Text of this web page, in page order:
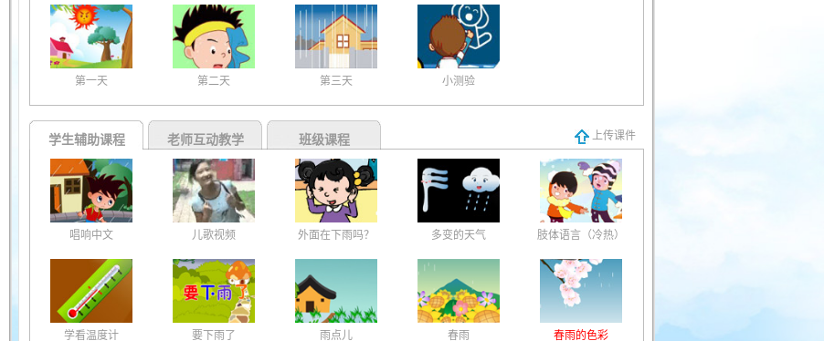
第一天 第二天 第三天 小测验
学生辅助课程 老师互动教学 班级课程 上传课件
唱响中文 儿歌视频 外面在下雨吗？ 多变的天气 肢体语言（冷热）
学看温度计 要下雨了 雨点儿 春雨 春雨的色彩